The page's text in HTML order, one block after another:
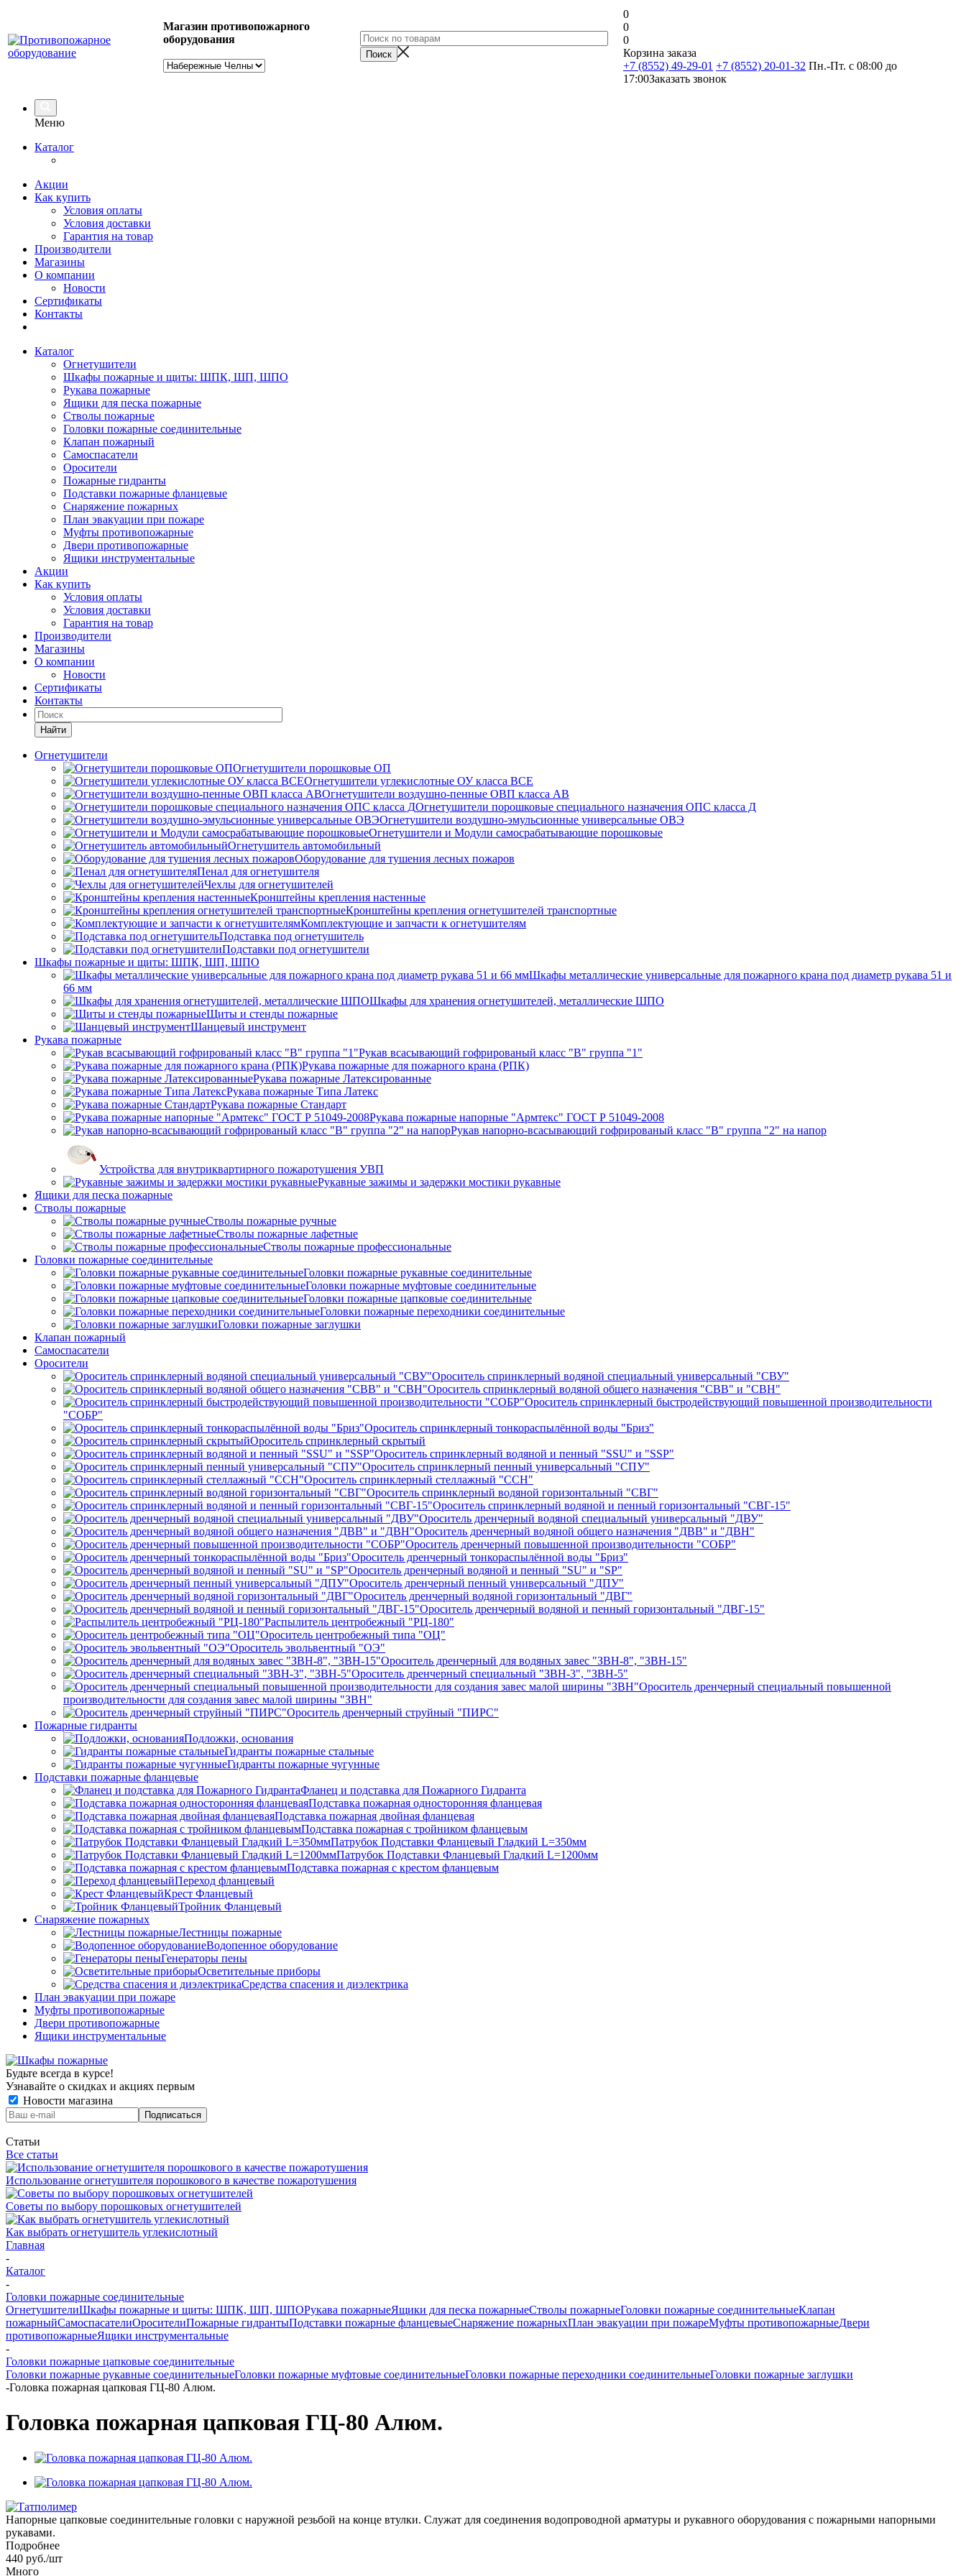
Магазин противопожарного
оборудования
0
0
0
Корзина заказа
+7 (8552) 49-29-01 +7 (8552) 20-01-32 Пн.-Пт. с 08:00 до
17:00Заказать звонок
Меню
Каталог
Акции
Как купить
Условия оплаты
Условия доставки
Гарантия на товар
Производители
Магазины
О компании
Новости
Сертификаты
Контакты
Каталог
Огнетушители
Шкафы пожарные и щиты: ШПК, ШП, ШПО
Рукава пожарные
Ящики для песка пожарные
Стволы пожарные
Головки пожарные соединительные
Клапан пожарный
Самоспасатели
Оросители
Пожарные гидранты
Подставки пожарные фланцевые
Снаряжение пожарных
План эвакуации при пожаре
Муфты противопожарные
Двери противопожарные
Ящики инструментальные
Акции
Как купить
Условия оплаты
Условия доставки
Гарантия на товар
Производители
Магазины
О компании
Новости
Сертификаты
Контакты
Найти
Огнетушители
Огнетушители порошковые ОП
Огнетушители углекислотные ОУ класса ВСЕ
Огнетушители воздушно-пенные ОВП класса АВ
Огнетушители порошковые специального назначения ОПС класса Д
Огнетушители воздушно-эмульсионные универсальные ОВЭ
Огнетушители и Модули самосрабатывающие порошковые
Огнетушитель автомобильный
Оборудование для тушения лесных пожаров
Пенал для огнетушителя
Чехлы для огнетушителей
Кронштейны крепления настенные
Кронштейны крепления огнетушителей транспортные
Комплектующие и запчасти к огнетушителям
Подставка под огнетушитель
Подставки под огнетушители
Шкафы пожарные и щиты: ШПК, ШП, ШПО
Шкафы металлические универсальные для пожарного крана под диаметр рукава 51 и
66 мм
Шкафы для хранения огнетушителей, металлические ШПО
Щиты и стенды пожарные
Шанцевый инструмент
Рукава пожарные
Рукав всасывающий гофрированый класс "В" группа "1"
Рукава пожарные для пожарного крана (РПК)
Рукава пожарные Латексированные
Рукава пожарные Типа Латекс
Рукава пожарные Стандарт
Рукава пожарные напорные "Армтекс" ГОСТ Р 51049-2008
Рукав напорно-всасывающий гофрированый класс "В" группа "2" на напор
Устройства для внутриквартирного пожаротушения УВП
Рукавные зажимы и задержки мостики рукавные
Ящики для песка пожарные
Стволы пожарные
Стволы пожарные ручные
Стволы пожарные лафетные
Стволы пожарные профессиональные
Головки пожарные соединительные
Головки пожарные рукавные соединительные
Головки пожарные муфтовые соединительные
Головки пожарные цапковые соединительные
Головки пожарные переходники соединительные
Головки пожарные заглушки
Клапан пожарный
Самоспасатели
Оросители
Ороситель спринклерный водяной специальный универсальный "СВУ"
Ороситель спринклерный водяной общего назначения "СВВ" и "СВН"
Ороситель спринклерный быстродействующий повышенной производительности
"СОБР"
Ороситель спринклерный тонкораспылённой воды "Бриз"
Ороситель спринклерный скрытый
Ороситель спринклерный водяной и пенный "SSU" и "SSP"
Ороситель спринклерный пенный универсальный "СПУ"
Ороситель спринклерный стеллажный "ССН"
Ороситель спринклерный водяной горизонтальный "СВГ"
Ороситель спринклерный водяной и пенный горизонтальный "СВГ-15"
Ороситель дренчерный водяной специальный универсальный "ДВУ"
Ороситель дренчерный водяной общего назначения "ДВВ" и "ДВН"
Ороситель дренчерный повышенной производительности "СОБР"
Ороситель дренчерный тонкораспылённой воды "Бриз"
Ороситель дренчерный водяной и пенный "SU" и "SP"
Ороситель дренчерный пенный универсальный "ДПУ"
Ороситель дренчерный водяной горизонтальный "ДВГ"
Ороситель дренчерный водяной и пенный горизонтальный "ДВГ-15"
Распылитель центробежный "РЦ-180"
Ороситель центробежный типа "ОЦ"
Ороситель эвольвентный "ОЭ"
Ороситель дренчерный для водяных завес "ЗВН-8", "ЗВН-15"
Ороситель дренчерный специальный "ЗВН-3", "ЗВН-5"
Ороситель дренчерный специальный повышенной
производительности для создания завес малой ширины "ЗВН"
Ороситель дренчерный струйный "ПИРС"
Пожарные гидранты
Подложки, основания
Гидранты пожарные стальные
Гидранты пожарные чугунные
Подставки пожарные фланцевые
Фланец и подставка для Пожарного Гидранта
Подставка пожарная односторонняя фланцевая
Подставка пожарная двойная фланцевая
Подставка пожарная с тройником фланцевым
Патрубок Подставки Фланцевый Гладкий L=350мм
Патрубок Подставки Фланцевый Гладкий L=1200мм
Подставка пожарная с крестом фланцевым
Переход фланцевый
Крест Фланцевый
Тройник Фланцевый
Снаряжение пожарных
Лестницы пожарные
Водопенное оборудование
Генераторы пены
Осветительные приборы
Средства спасения и диэлектрика
План эвакуации при пожаре
Муфты противопожарные
Двери противопожарные
Ящики инструментальные
Будьте всегда в курсе!
Узнавайте о скидках и акциях первым
Новости магазина
Статьи
Все статьи
Использование огнетушителя порошкового в качестве пожаротушения
Советы по выбору порошковых огнетушителей
Как выбрать огнетушитель углекислотный
Главная
-
Каталог
-
Головки пожарные соединительные
ОгнетушителиШкафы пожарные и щиты: ШПК, ШП, ШПОРукава пожарныеЯщики для песка пожарныеСтволы пожарныеГоловки пожарные соединительныеКлапан
пожарныйСамоспасателиОросителиПожарные гидрантыПодставки пожарные фланцевыеСнаряжение пожарныхПлан эвакуации при пожареМуфты противопожарныеДвери
противопожарныеЯщики инструментальные
-
Головки пожарные цапковые соединительные
Головки пожарные рукавные соединительныеГоловки пожарные муфтовые соединительныеГоловки пожарные переходники соединительныеГоловки пожарные заглушки
-Головка пожарная цапковая ГЦ-80 Алюм.
Головка пожарная цапковая ГЦ-80 Алюм.
Напорные цапковые соединительные головки с наружной резьбой на конце втулки. Служат для соединения водопроводной арматуры и рукавного оборудования с пожарными напорными
рукавами.
Подробнее
440 руб./шт
Много